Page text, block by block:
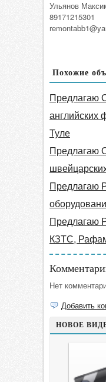
Ульянов
89171215301
Похожие
Предлагаю
английских
Туле
Предлагаю
Предлагаю
Предлагаю
КЗТС,
Нет
Добавить
НОВОЕ